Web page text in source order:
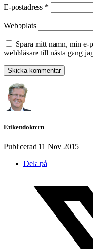
E-postadress *
Webbplats
Spara mitt namn, min e-
webbläsare till nästa gång
Etikettdoktorn
Publicerad 11 Nov 2015
Dela på